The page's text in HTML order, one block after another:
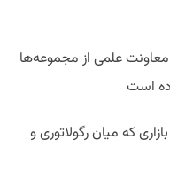
علمی از مجموعه‌ها
است
که میان رگولاتوری و